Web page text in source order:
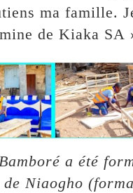
ma famille.
de Kiaka SA
a été
de Niaogho